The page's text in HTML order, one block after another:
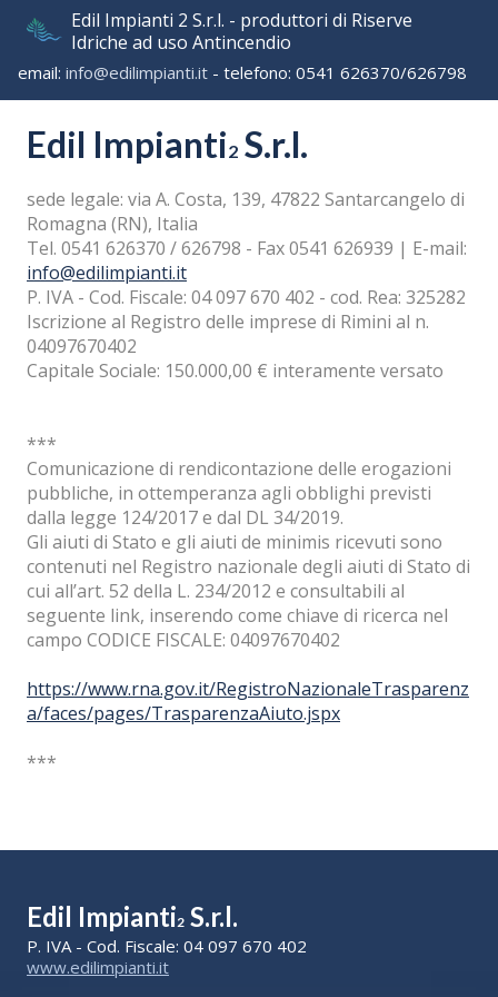
Edil Impianti 2 S.r.l. - produttori di Riserve
Idriche ad uso Antincendio
email: info@edilimpianti.it - telefono: 0541 626370/626798
Edil Impianti2 S.r.l.
sede legale: via A. Costa, 139, 47822 Santarcangelo di
Romagna (RN), Italia
Tel. 0541 626370 / 626798 - Fax 0541 626939 | E-mail:
info@edilimpianti.it
P. IVA - Cod. Fiscale: 04 097 670 402 - cod. Rea: 325282
Iscrizione al Registro delle imprese di Rimini al n.
04097670402
Capitale Sociale: 150.000,00 € interamente versato
***
Comunicazione di rendicontazione delle erogazioni
pubbliche, in ottemperanza agli obblighi previsti
dalla legge 124/2017 e dal DL 34/2019.
Gli aiuti di Stato e gli aiuti de minimis ricevuti sono
contenuti nel Registro nazionale degli aiuti di Stato di
cui all’art. 52 della L. 234/2012 e consultabili al
seguente link, inserendo come chiave di ricerca nel
campo CODICE FISCALE: 04097670402
https://www.rna.gov.it/RegistroNazionaleTrasparenz
a/faces/pages/TrasparenzaAiuto.jspx
***
Edil Impianti2 S.r.l.
P. IVA - Cod. Fiscale: 04 097 670 402
www.edilimpianti.it